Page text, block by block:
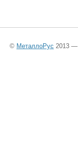
© МеталлоРус 2013 —